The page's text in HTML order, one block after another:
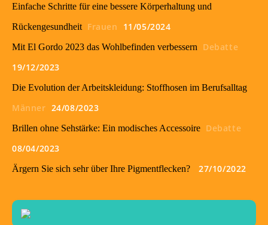
Einfache Schritte für eine bessere Körperhaltung und
Rückengesundheit Frauen 11/05/2024
Mit El Gordo 2023 das Wohlbefinden verbessern
Debatte
19/12/2023
Die Evolution der Arbeitskleidung: Stoffhosen im Berufsalltag
Männer 24/08/2023
Brillen ohne Sehstärke: Ein modisches Accessoire Debatte
08/04/2023
Ärgern Sie sich sehr über Ihre Pigmentflecken? 27/10/2022